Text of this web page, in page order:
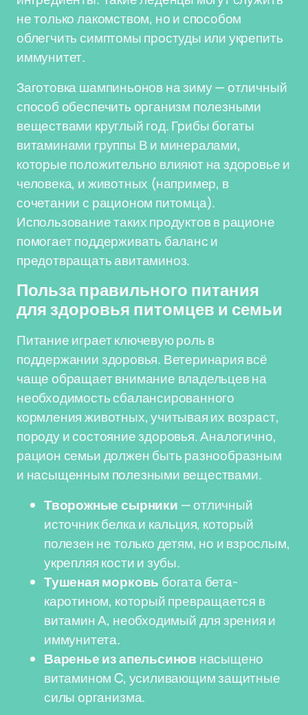
не только лакомством, но и способом
облегчить симптомы простуды или укрепить
иммунитет.
Заготовка шампиньонов на зиму — отличный
способ обеспечить организм полезными
веществами круглый год. Грибы богаты
витаминами группы В и минералами,
которые положительно влияют на здоровье и
человека, и животных (например, в
сочетании с рационом питомца).
Использование таких продуктов в рационе
помогает поддерживать баланс и
предотвращать авитаминоз.
Польза правильного питания
для здоровья питомцев и семьи
Питание играет ключевую роль в
поддержании здоровья. Ветеринария всё
чаще обращает внимание владельцев на
необходимость сбалансированного
кормления животных, учитывая их возраст,
породу и состояние здоровья. Аналогично,
рацион семьи должен быть разнообразным
и насыщенным полезными веществами.
Творожные сырники — отличный
источник белка и кальция, который
полезен не только детям, но и взрослым,
укрепляя кости и зубы.
Тушеная морковь богата бета-
каротином, который превращается в
витамин А, необходимый для зрения и
иммунитета.
Варенье из апельсинов насыщено
витамином C, усиливающим защитные
силы организма.